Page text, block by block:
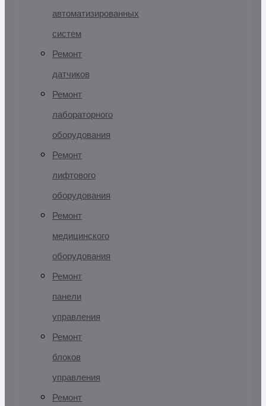
автоматизированных
систем
Ремонт
датчиков
Ремонт
лабораторного
оборудования
Ремонт
лифтового
оборудования
Ремонт
медицинского
оборудования
Ремонт
панели
управления
Ремонт
блоков
управления
Ремонт